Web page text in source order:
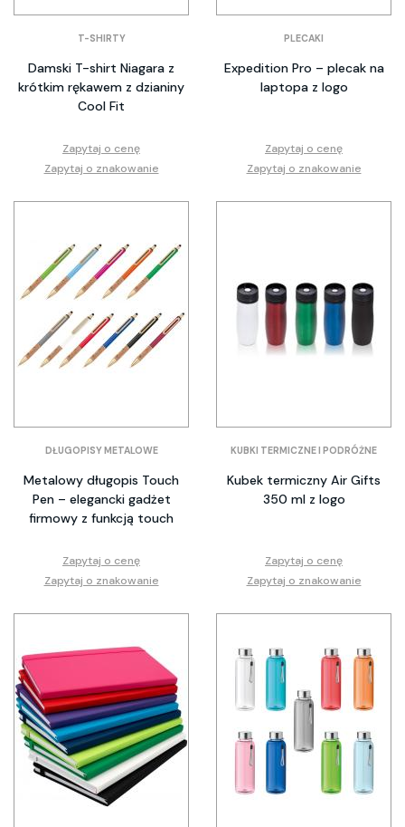
T-SHIRTY
Damski T-shirt Niagara z
krótkim rękawem z dzianiny
Cool Fit
Zapytaj o cenę
Zapytaj o znakowanie
PLECAKI
Expedition Pro – plecak na
laptopa z logo
Zapytaj o cenę
Zapytaj o znakowanie
DŁUGOPISY METALOWE
Metalowy długopis Touch
Pen – elegancki gadżet
firmowy z funkcją touch
Zapytaj o cenę
Zapytaj o znakowanie
KUBKI TERMICZNE I PODRÓŻNE
Kubek termiczny Air Gifts
350 ml z logo
Zapytaj o cenę
Zapytaj o znakowanie